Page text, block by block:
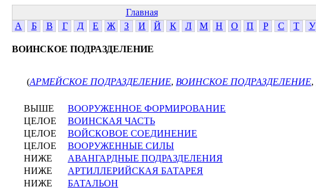
Главная
А
Б В Г Д Е Ж З И Й К Л М Н О П Р С Т У
ВОИНСКОЕ ПОДРАЗДЕЛЕНИЕ
(АРМЕЙСКОЕ ПОДРАЗДЕЛЕНИЕ, ВОИНСКОЕ ПОДРАЗДЕЛЕНИЕ,
ВЫШЕ
ВООРУЖЕННОЕ ФОРМИРОВАНИЕ
ЦЕЛОЕ
ВОИНСКАЯ ЧАСТЬ
ЦЕЛОЕ
ВОЙСКОВОЕ СОЕДИНЕНИЕ
ЦЕЛОЕ
ВООРУЖЕННЫЕ СИЛЫ
НИЖЕ
АВАНГАРДНЫЕ ПОДРАЗДЕЛЕНИЯ
НИЖЕ
АРТИЛЛЕРИЙСКАЯ БАТАРЕЯ
НИЖЕ
БАТАЛЬОН